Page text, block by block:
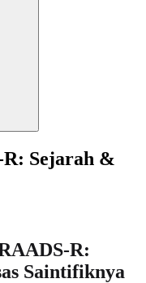
R: Sejarah &
R:
Saintifiknya